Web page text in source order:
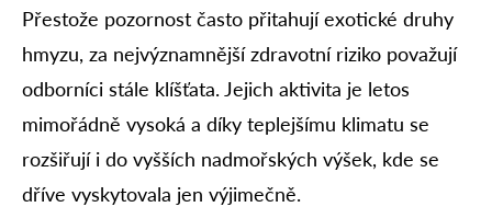
Přestože pozornost často přitahují exotické druhy
hmyzu, za nejvýznamnější zdravotní riziko považují
odborníci stále klíšťata. Jejich aktivita je letos
mimořádně vysoká a díky teplejšímu klimatu se
rozšiřují i do vyšších nadmořských výšek, kde se
dříve vyskytovala jen výjimečně.